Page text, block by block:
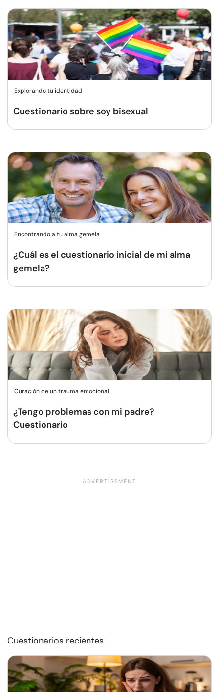
Explorando tu identidad
Cuestionario sobre soy bisexual
Encontrando a tu alma gemela
¿Cuál es el cuestionario inicial de mi alma
gemela?
Curación de un trauma emocional
¿Tengo problemas con mi padre?
Cuestionario
Cuestionarios recientes